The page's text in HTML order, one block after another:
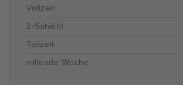
Vollzeit
2-Schicht
Teilzeit
rollende Woche